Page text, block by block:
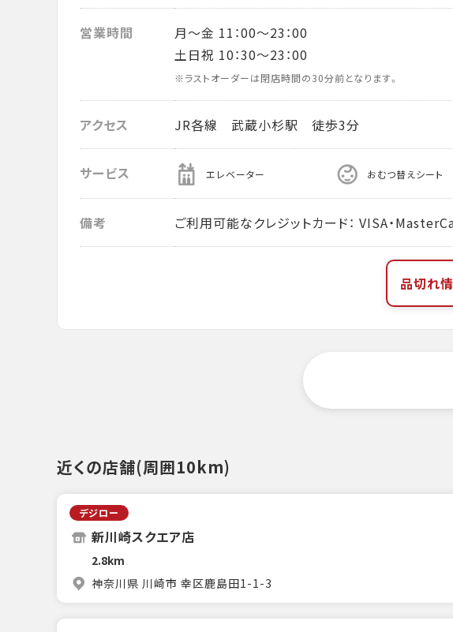
営業時間
月～金 11：00～23：00
土日祝 10：30～23：00
※ラストオーダーは閉店時間の30分前となります。
アクセス JR各線 武蔵小杉駅 徒歩3分
サービス エレベーター おむつ替えシート
備考 ご利用可能なクレジットカード： VISA・
品切れ
近くの店舗(周囲10km)
デジロー
新川崎スクエア店
2.8km
神奈川県 川崎市 幸区鹿島田1-1-3